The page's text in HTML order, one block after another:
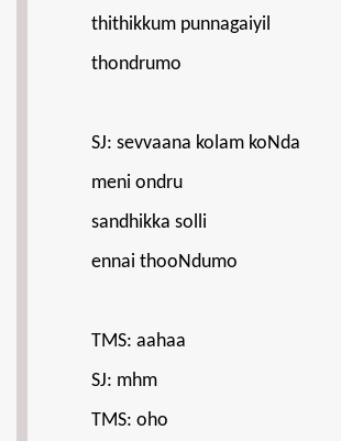
thithikkum punnagaiyil
thondrumo
SJ: sevvaana kolam koNda
meni ondru
sandhikka solli
ennai thooNdumo
TMS: aahaa
SJ: mhm
TMS: oho